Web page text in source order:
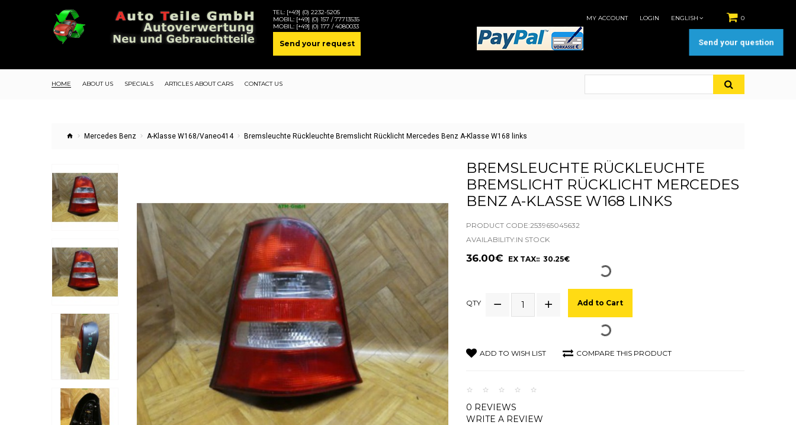
TEL: [+49] (0) 2232-5205
MOBIL: [+49] (0) 157 / 77713535
MOBIL: [+49] (0) 177 / 4080033
Send your request
0
MY ACCOUNT LOGIN ENGLISH
HOME ABOUT US SPECIALS ARTICLES ABOUT CARS CONTACT US
Mercedes Benz A-Klasse W168/Vaneo414 Bremsleuchte Rückleuchte Bremslicht Rücklicht Mercedes Benz A-Klasse W168 links
BREMSLEUCHTE RÜCKLEUCHTE
BREMSLICHT RÜCKLICHT MERCEDES
BENZ A-KLASSE W168 LINKS
PRODUCT CODE:253965045632
AVAILABILITY:IN STOCK
36.00€ EX TAX:: 30.25€
QTY Add to Cart
ADD TO WISH LIST COMPARE THIS PRODUCT
0 REVIEWS
WRITE A REVIEW
Send your question